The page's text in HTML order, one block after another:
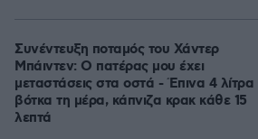
Συνέντευξη ποταμός του Χάντερ
Μπάιντεν: Ο πατέρας μου έχει
μεταστάσεις στα οστά - Έπινα 4 λίτρα
βότκα τη μέρα, κάπνιζα κρακ κάθε 15
λεπτά